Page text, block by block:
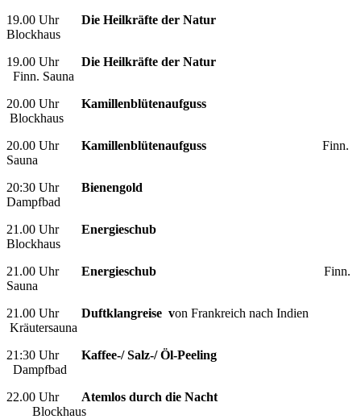
19.00 Uhr Die Heilkräfte der Natur
Blockhaus
19.00 Uhr Die Heilkräfte der Natur
Finn. Sauna
20.00 UhrKamillenblütenaufguss
Blockhaus
20.00 Uhr Kamillenblütenaufguss Finn.
Sauna
20:30 Uhr Bienengold
Dampfbad
21.00 Uhr Energieschub
Blockhaus
21.00 UhrEnergieschub Finn.
Sauna
21.00 UhrDuftklangreise von Frankreich nach Indien
Kräutersauna
21:30 Uhr Kaffee-/ Salz-/ Öl-Peeling
Dampfbad
22.00 Uhr Atemlos durch die Nacht
Blockhaus